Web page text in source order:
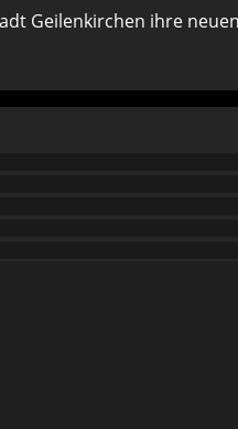
Geilenkirchen ihre